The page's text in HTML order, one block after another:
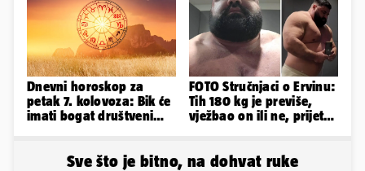
Dnevni horoskop za
petak 7. kolovoza: Bik će
imati bogat društveni
FOTO Stručnjaci o Ervinu:
Tih 180 kg je previše,
vježbao on ili ne, prijete
Sve što je bitno, na dohvat ruke